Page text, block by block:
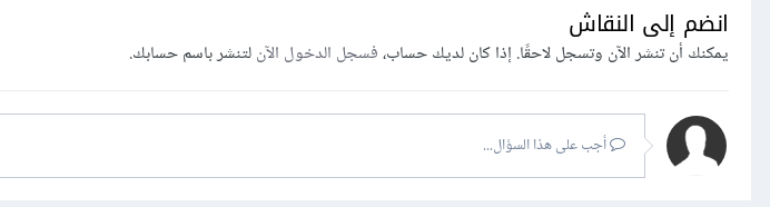
انضم إلى النقاش
يمكنك أن تنشر الآن وتسجل لاحقًا. إذا كان لديك حساب،فسجل الدخول الآنلتنشر باسم حسابك.
أجب على هذا السؤال...